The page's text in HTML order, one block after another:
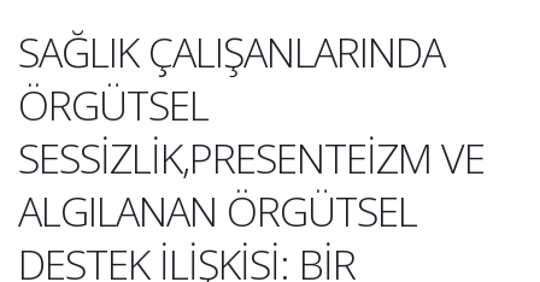
SAĞLIK ÇALIŞANLARINDA
ÖRGÜTSEL
SESSİZLİK,PRESENTEİZM VE
ALGILANAN ÖRGÜTSEL
DESTEK İLİŞKİSİ: BİR